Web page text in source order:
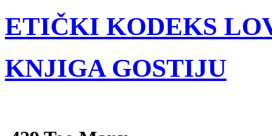
ETIČKI KODEKS
KNJIGA GOSTIJU